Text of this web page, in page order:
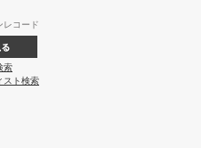
レコード
索
スト検索